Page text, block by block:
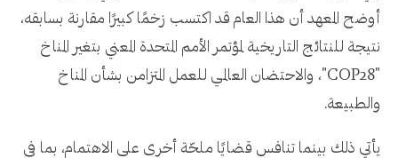
أوضح المعهد أن هذا العام قد اكتسب زخمًا كبيرًا مقارنة بسابقه،
نتيجة للنتائج التاريخية لمؤتمر الأمم المتحدة المعني بتغير المناخ
"COP28"، والاحتضان العالمي للعمل المتزامن بشأن المناخ
والطبيعة.
يأتي ذلك بينما تنافس قضايًا ملحّة أخرى على الاهتمام، بما في